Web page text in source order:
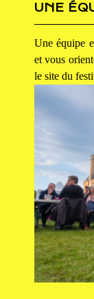
UNE
Une équipe
et vous
le site du